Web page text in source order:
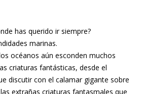
has querido ir siempre?
marinas.
océanos aún esconden muchos
criaturas fantásticas, desde el
discutir con el calamar gigante sobre
extrañas criaturas fantasmales que